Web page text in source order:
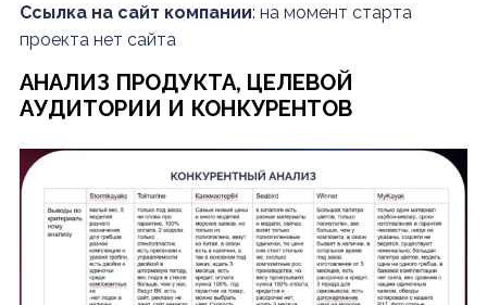
Ссылка на сайт компании: на момент старта
проекта нет сайта
АНАЛИЗ ПРОДУКТА, ЦЕЛЕВОЙ
АУДИТОРИИ И КОНКУРЕНТОВ